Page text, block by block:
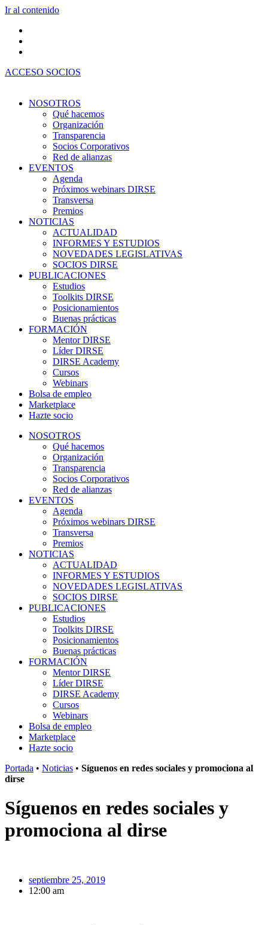
Ir al contenido
ACCESO SOCIOS
NOSOTROS
Qué hacemos
Organización
Transparencia
Socios Corporativos
Red de alianzas
EVENTOS
Agenda
Próximos webinars DIRSE
Transversa
Premios
NOTICIAS
ACTUALIDAD
INFORMES Y ESTUDIOS
NOVEDADES LEGISLATIVAS
SOCIOS DIRSE
PUBLICACIONES
Estudios
Toolkits DIRSE
Posicionamientos
Buenas prácticas
FORMACIÓN
Mentor DIRSE
Líder DIRSE
DIRSE Academy
Cursos
Webinars
Bolsa de empleo
Marketplace
Hazte socio
NOSOTROS
Qué hacemos
Organización
Transparencia
Socios Corporativos
Red de alianzas
EVENTOS
Agenda
Próximos webinars DIRSE
Transversa
Premios
NOTICIAS
ACTUALIDAD
INFORMES Y ESTUDIOS
NOVEDADES LEGISLATIVAS
SOCIOS DIRSE
PUBLICACIONES
Estudios
Toolkits DIRSE
Posicionamientos
Buenas prácticas
FORMACIÓN
Mentor DIRSE
Líder DIRSE
DIRSE Academy
Cursos
Webinars
Bolsa de empleo
Marketplace
Hazte socio
Portada • Noticias • Síguenos en redes sociales y promociona al
dirse
Síguenos en redes sociales y
promociona al dirse
septiembre 25, 2019
12:00 am